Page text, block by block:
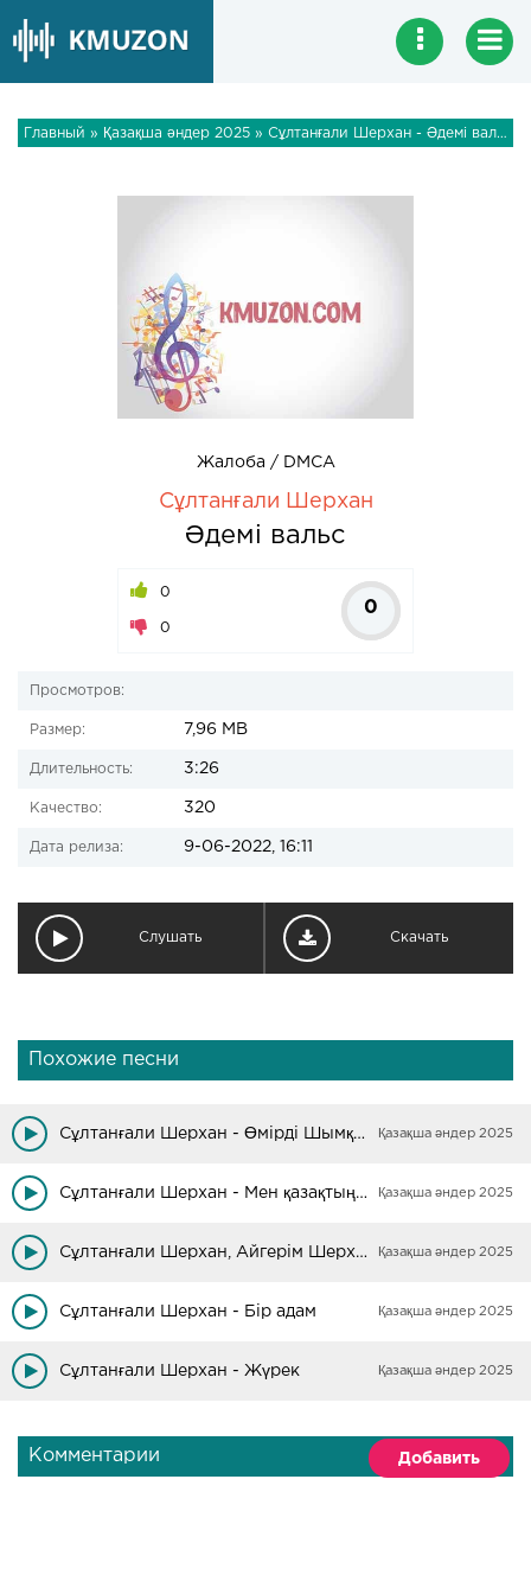
Главный » Қазақша әндер 2025 » Сұлтанғали Шерхан - Әдемі вальс
Жалоба / DMCA
Сұлтанғали Шерхан
Әдемі вальс
0
0
0
Просмотров:
Размер: 7,96 MB
Длительность: 3:26
Качество: 320
Дата релиза: 9-06-2022, 16:11
Слушать Скачать
Похожие песни
Сұлтанғали Шерхан - Өмірді Шымқалада сүр! Қазақша әндер 2025
Сұлтанғали Шерхан - Мен қазақтың баласы Қазақша әндер 2025
Сұлтанғали Шерхан, Айгерім Шерхан - Жүрегім, жеңілме Қазақша әндер 2025
Сұлтанғали Шерхан - Бір адам Қазақша әндер 2025
Сұлтанғали Шерхан - Жүрек Қазақша әндер 2025
Комментарии Добавить